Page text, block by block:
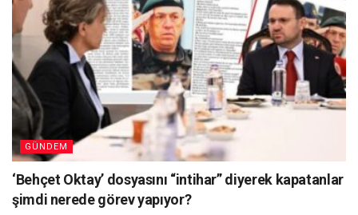
GÜNDEM
‘Behçet Oktay’ dosyasını “intihar” diyerek kapatanlar
şimdi nerede görev yapıyor?